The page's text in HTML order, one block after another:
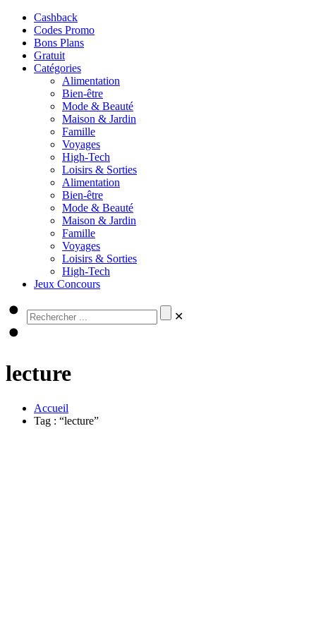
Cashback
Codes Promo
Bons Plans
Gratuit
Catégories
Alimentation
Bien-être
Mode & Beauté
Maison & Jardin
Famille
Voyages
High-Tech
Loisirs & Sorties
Alimentation
Bien-être
Mode & Beauté
Maison & Jardin
Famille
Voyages
Loisirs & Sorties
High-Tech
Jeux Concours
✕
lecture
Accueil
Tag : “lecture”